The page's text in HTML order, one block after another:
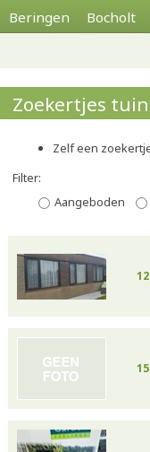
Beringen Bocholt
Zoekertjes
Zelf een
Filter:
Aangeboden